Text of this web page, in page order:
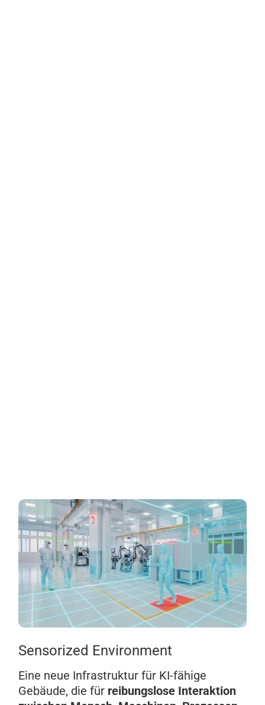
Sensorized Environment
Eine neue Infrastruktur für KI-fähige
Gebäude, die für reibungslose Interaktion